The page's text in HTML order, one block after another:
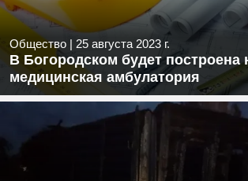
Общество | 25 августа 2023 г.
В Богородском будет построена
медицинская амбулатория